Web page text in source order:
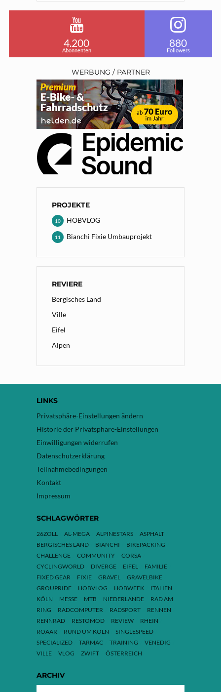
4.200
Abonnenten
880
Followers
WERBUNG / PARTNER
PROJEKTE
HOBVLOG
10
Bianchi Fixie Umbauprojekt
11
REVIERE
Bergisches Land
Ville
Eifel
Alpen
LINKS
Privatsphäre-Einstellungen ändern
Historie der Privatsphäre-Einstellungen
Einwilligungen widerrufen
Datenschutzerklärung
Teilnahmebedingungen
Kontakt
Impressum
SCHLAGWÖRTER
26ZOLL AL-MEGA ALPINESTARS
ASPHALT
BERGISCHES LAND
BIANCHI
BIKEPACKING
CHALLENGE
COMMUNITY
CORSA
CYCLINGWORLD
DIVERGE EIFEL
FAMILIE
FIXED GEAR
FIXIE GRAVEL
GRAVELBIKE
GROUPRIDE
HOBVLOG HOBWEEK
ITALIEN
KÖLN
MESSE MTB NIEDERLANDE
RAD AM
RING
RADCOMPUTER RADSPORT
RENNEN
RENNRAD
RESTOMOD REVIEW
RHEIN
ROAAR
RUND UM KÖLN
SINGLESPEED
SPECIALIZED
TARMAC TRAINING
VENEDIG
VILLE
VLOG ZWIFT ÖSTERREICH
ARCHIV